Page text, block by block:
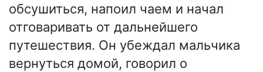
обсушиться, напоил чаем и начал
отговаривать от дальнейшего
путешествия. Он убеждал мальчика
вернуться домой, говорил о